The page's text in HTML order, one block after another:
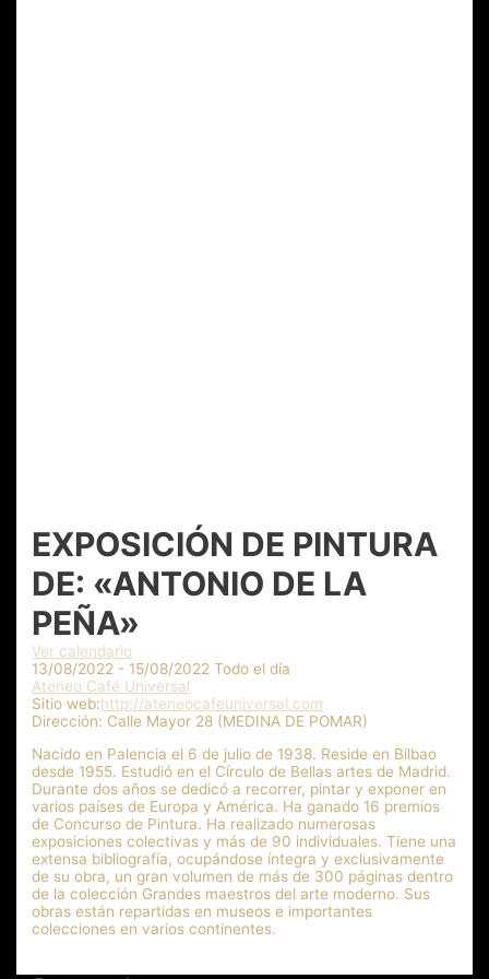
EXPOSICIÓN DE PINTURA
DE: «ANTONIO DE LA
PEÑA»
Ver calendario
13/08/2022 - 15/08/2022 Todo el día
Ateneo Café Universal
Sitio web:http://ateneocafeuniversal.com
Dirección: Calle Mayor 28 (MEDINA DE POMAR)
Nacido en Palencia el 6 de julio de 1938. Reside en Bilbao
desde 1955. Estudió en el Círculo de Bellas artes de Madrid.
Durante dos años se dedicó a recorrer, pintar y exponer en
varios países de Europa y América. Ha ganado 16 premios
de Concurso de Pintura. Ha realizado numerosas
exposiciones colectivas y más de 90 individuales. Tiene una
extensa bibliografía, ocupándose íntegra y exclusivamente
de su obra, un gran volumen de más de 300 páginas dentro
de la colección Grandes maestros del arte moderno. Sus
obras están repartidas en museos e importantes
colecciones en varios continentes.